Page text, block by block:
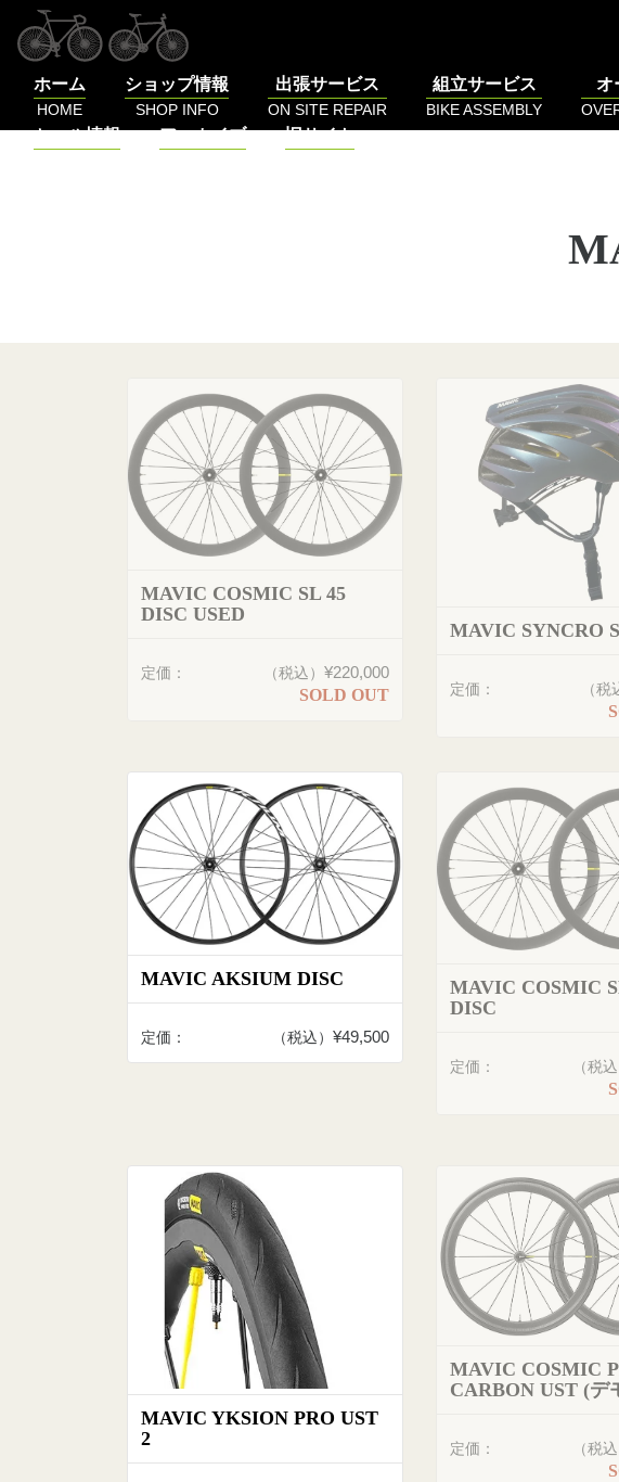
ホーム
HOME
ショップ情報
SHOP INFO
出張サービス
ON SITE REPAIR
組立サービス
BIKE ASSEMBLY
オ
セール情報 アーカイブ 旧サイト
MAVIC COSMIC SL 45
DISC USED
定価： （税込） ¥220,000
SOLD OUT
MAVIC SYNCRO
定価： （税
MAVIC AKSIUM DISC
定価： （税込） ¥49,500
MAVIC COSMIC
DISC
定価： （税込
MAVIC YKSION PRO UST
2
MAVIC COSMIC
CARBON UST (デ
定価： （税込